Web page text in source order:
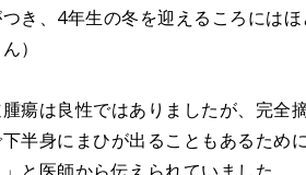
き、4年生の冬を迎えるころには
）
瘍は良性ではありましたが、完全
半身にまひが出ることもあるため